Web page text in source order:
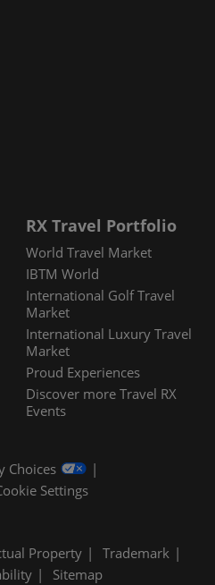
RX Travel Portfolio
World Travel Market
IBTM World
International Golf Travel
Market
International Luxury Travel
Market
Proud Experiences
Discover more Travel RX
Events
Choices
Settings
Property
Trademark
Sitemap